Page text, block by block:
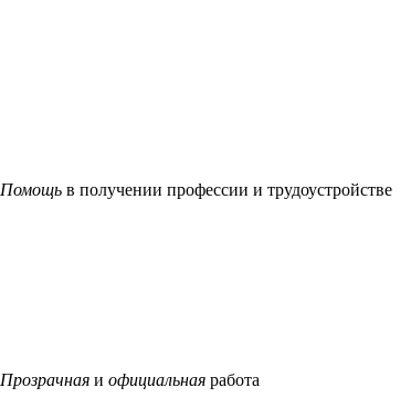
Помощь в получении профессии и трудоустройстве
Прозрачная и официальная работа